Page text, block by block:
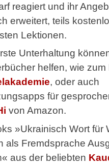
reagiert und ihr
erweitert, teils
Lektionen.
Unterhaltung
helfen, wie zum
, oder auch
für
von Amazon.
»Ukrainisch Wort für
als Fremdsprache
aus der beliebten